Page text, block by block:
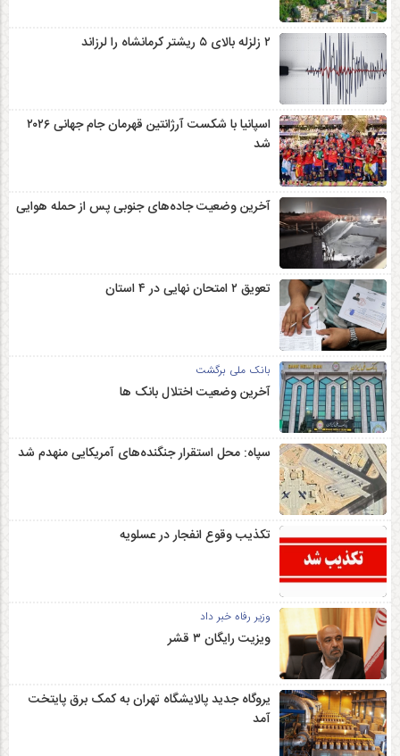
۲ زلزله‌ بالای ۵ ریشتر کرمانشاه را لرزاند
اسپانیا با شکست آرژانتین قهرمان جام جهانی ۲۰۲۶
شد
آخرین وضعیت جاده‌های جنوبی پس از حمله هوایی
تعویق ۲ امتحان نهایی در ۴ استان
بانک ملی برگشت
آخرین وضعیت اختلال بانک ها
سپاه: محل استقرار جنگنده‌های آمریکایی منهدم شد
تکذیب وقوع انفجار در عسلویه
وزیر رفاه خبر داد
ویزیت رایگان ۳ قشر
یروگاه جدید پالایشگاه تهران به کمک برق پایتخت
آمد